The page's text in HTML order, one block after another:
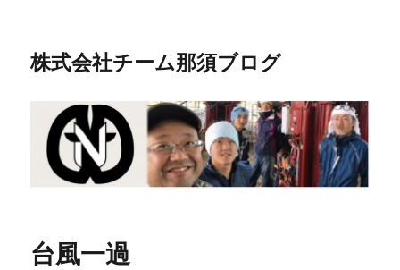
株式会社チーム那須ブログ
台風一過